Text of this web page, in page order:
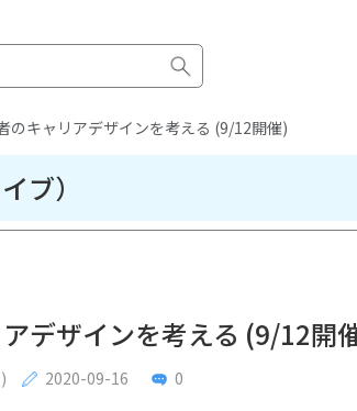
のキャリアデザインを考える (9/12開催)
ブ）
デザインを考える (9/12開
2020-09-16 0